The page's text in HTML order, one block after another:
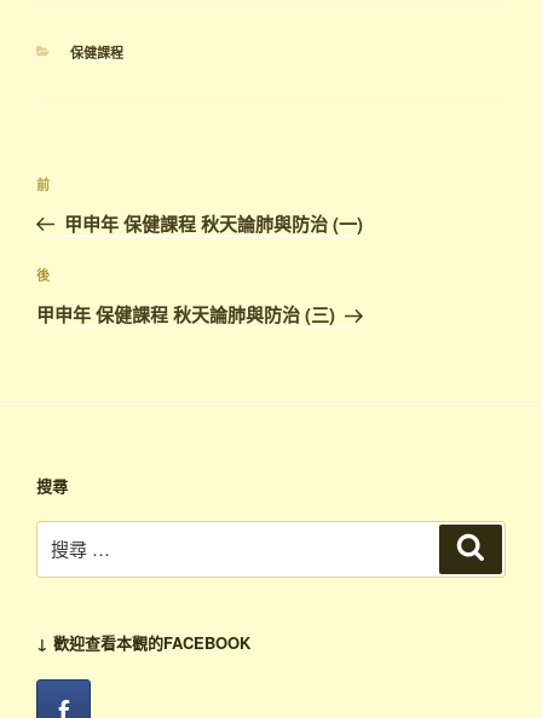
分
保健課程
文
導
覽
上
一
篇
文
章
前
甲申年 保健課程 秋天論肺與防治 (一)
下
篇
文
後
甲申年 保健課程 秋天論肺與防治 (三)
搜尋
尋：
↓ 歡迎查看本觀的FACEBOOK